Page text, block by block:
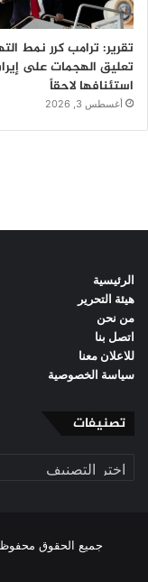
الرئيسية
هيئة التحرير
من نحن
اتصل بنا
للاعلان معنا
سياسة الخصوصية
تصنيفات
تصنيفات
جميع الحقوق محفوظة